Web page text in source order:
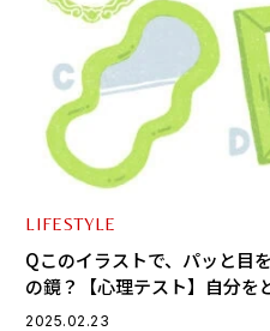
LIFESTYLE
Qこのイラストで、パッと目
の鏡？【心理テスト】自分を
と思っているかがわかる
2025.02.23